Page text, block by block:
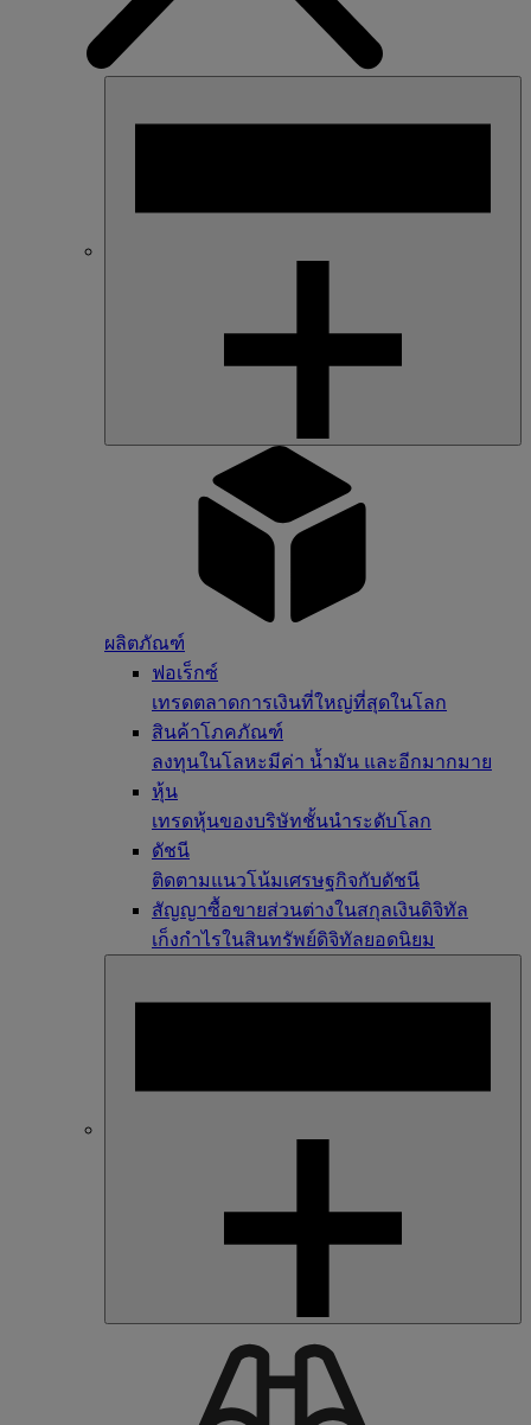
ผลิตภัณฑ์
ฟอเร็กซ์
เทรดตลาดการเงินที่ใหญ่ที่สุดในโลก
สินค้าโภคภัณฑ์
ลงทุนในโลหะมีค่า น้ำมัน และอีกมากมาย
หุ้น
เทรดหุ้นของบริษัทชั้นนำระดับโลก
ดัชนี
ติดตามแนวโน้มเศรษฐกิจกับดัชนี
สัญญาซื้อขายส่วนต่างในสกุลเงินดิจิทัล
เก็งกำไรในสินทรัพย์ดิจิทัลยอดนิยม